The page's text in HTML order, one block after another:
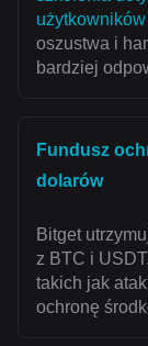
oszustwa i
bardziej
Fundusz
dolarów
Bitget
z BTC i
takich jak
ochronę